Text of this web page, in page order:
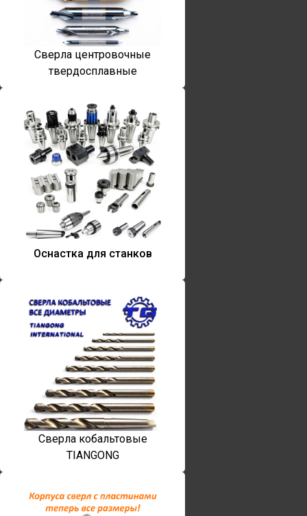
Сверла центровочные
твердосплавные
Оснастка для станков
Сверла кобальтовые
TIANGONG